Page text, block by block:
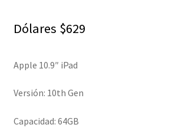
Dólares $629
Apple 10.9″ iPad
Versión: 10th Gen
Capacidad: 64GB